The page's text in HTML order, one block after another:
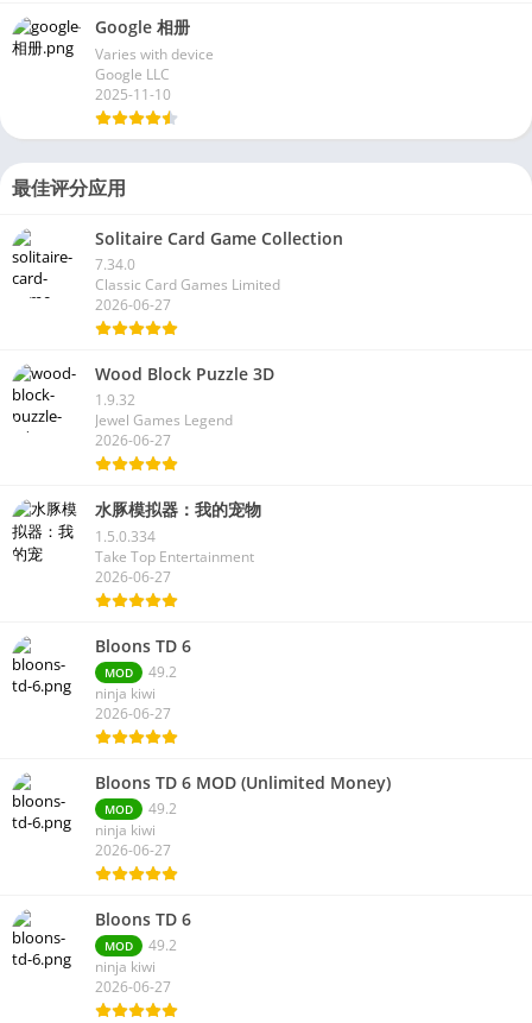
Google 相册
Varies with device
Google LLC
2025-11-10
最佳评分应用
Solitaire Card Game Collection
7.34.0
Classic Card Games Limited
2026-06-27
Wood Block Puzzle 3D
1.9.32
Jewel Games Legend
2026-06-27
水豚模拟器：我的宠物
1.5.0.334
Take Top Entertainment
2026-06-27
Bloons TD 6
MOD
49.2
ninja kiwi
2026-06-27
Bloons TD 6 MOD (Unlimited Money)
MOD
49.2
ninja kiwi
2026-06-27
Bloons TD 6
MOD
49.2
ninja kiwi
2026-06-27